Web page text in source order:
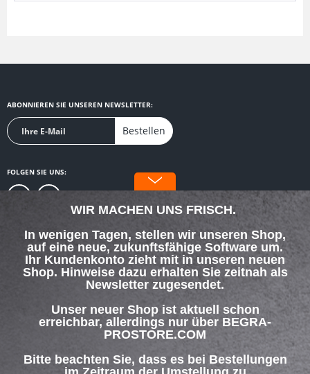
ABONNIEREN SIE UNSEREN NEWSLETTER:
Bestellen
FOLGEN SIE UNS:
WIR MACHEN UNS FRISCH.
In wenigen Tagen, stellen wir unseren Shop,
auf eine neue, zukunftsfähige Software um.
Ihr Kundenkonto zieht mit in unseren neuen
Shop. Hinweise dazu erhalten Sie zeitnah als
Newsletter zugesendet.
Unser neuer Shop ist aktuell schon
erreichbar, allerdings nur über BEGRA-
PROSTORE.COM
Bitte beachten Sie, dass es bei Bestellungen
SERVICE HOTLINE
INFORMATIONEN